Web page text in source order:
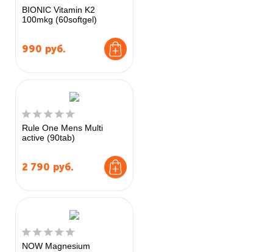
BIONIC Vitamin K2
100mkg (60softgel)
990 руб.
Rule One Mens Multi
active (90tab)
2 790 руб.
NOW Magnesium